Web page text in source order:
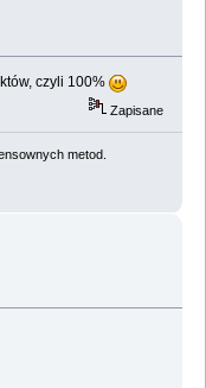
czyli 100%
Zapisane
metod.